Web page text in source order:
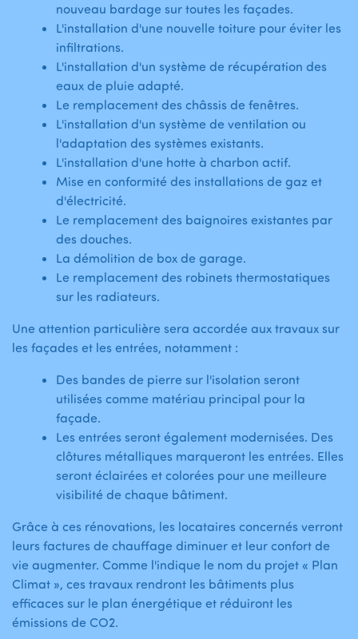
nouveau bardage sur toutes les façades.
L'installation d'une nouvelle toiture pour éviter les
infiltrations.
L'installation d'un système de récupération des
eaux de pluie adapté.
Le remplacement des châssis de fenêtres.
L'installation d'un système de ventilation ou
l'adaptation des systèmes existants.
L'installation d'une hotte à charbon actif.
Mise en conformité des installations de gaz et
d'électricité.
Le remplacement des baignoires existantes par
des douches.
La démolition de box de garage.
Le remplacement des robinets thermostatiques
sur les radiateurs.
Une attention particulière sera accordée aux travaux sur
les façades et les entrées, notamment :
Des bandes de pierre sur l'isolation seront
utilisées comme matériau principal pour la
façade.
Les entrées seront également modernisées. Des
clôtures métalliques marqueront les entrées. Elles
seront éclairées et colorées pour une meilleure
visibilité de chaque bâtiment.
Grâce à ces rénovations, les locataires concernés verront
leurs factures de chauffage diminuer et leur confort de
vie augmenter. Comme l'indique le nom du projet « Plan
Climat », ces travaux rendront les bâtiments plus
efficaces sur le plan énergétique et réduiront les
émissions de CO2.